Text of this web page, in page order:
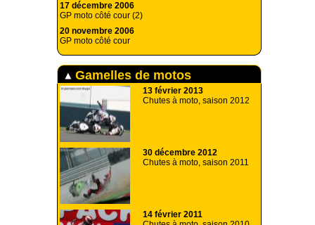
17 décembre 2006
GP moto côté cour (2)
20 novembre 2006
GP moto côté cour
Gamelles de motos
13 février 2013
Chutes à moto, saison 2012
30 décembre 2012
Chutes à moto, saison 2011
14 février 2011